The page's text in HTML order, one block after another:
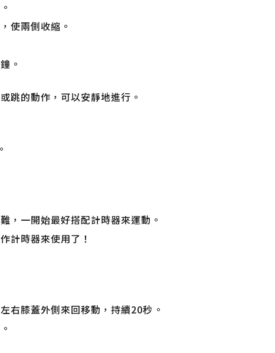
使兩側收縮。
。
跳的動作，可以安靜地進行。
，一開始最好搭配計時器來運動。
計時器來使用了！
右膝蓋外側來回移動，持續20秒。